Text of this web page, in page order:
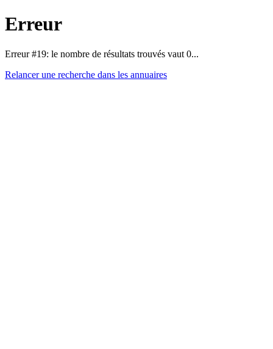
Erreur
Erreur #19: le nombre de résultats trouvés vaut 0...
Relancer une recherche dans les annuaires